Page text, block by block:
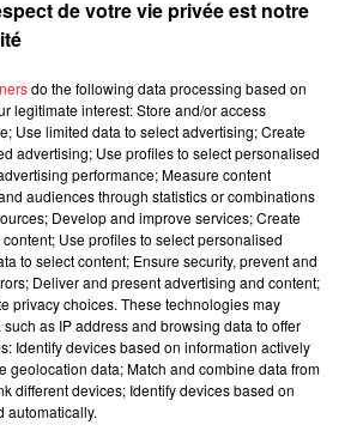
2 min 4 sec
4 sec
du 02.07.2026
d'actualités qui vous tient
se passe dans les départements 77 et
direct sur la radio Urban hit et en
de votre vie privée est notre
do the following data processing based on
legitimate interest: Store and/or access
Use limited data to select advertising; Create
advertising; Use profiles to select personalised
performance; Measure content
audiences through statistics or combinations
Develop and improve services; Create
Use profiles to select personalised
to select content; Ensure security, prevent and
Deliver and present advertising and content;
privacy choices. These technologies may
as IP address and browsing data to offer
Identify devices based on information actively
geolocation data; Match and combine data from
different devices; Identify devices based on
automatically.